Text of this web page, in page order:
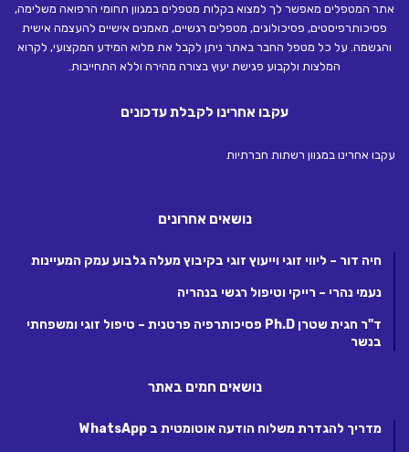
אתר המטפלים מאפשר לך למצוא בקלות מטפלים במגוון תחומי הרפואה משלימה,
פסיכותרפיסטים, פסיכולוגים, מטפלים רגשיים, מאמנים אישיים להעצמה אישית
והגשמה. על כל מטפל החבר באתר ניתן לקבל את מלוא המידע המקצועי, לקרוא
המלצות ולקבוע פגישת יעוץ בצורה מהירה וללא התחייבות.
עקבו אחרינו לקבלת עדכונים
עקבו אחרינו במגוון רשתות חברתיות
נושאים אחרונים
חיה דור – ליווי זוגי וייעוץ זוגי בקיבוץ מעלה גלבוע עמק המעיינות
נעמי נהרי – רייקי וטיפול רגשי בנהריה
ד"ר חגית שטרן Ph.D פסיכותרפיה פרטנית – טיפול זוגי ומשפחתי
בנשר
נושאים חמים באתר
מדריך להגדרת משלוח הודעה אוטומטית ב WhatsApp